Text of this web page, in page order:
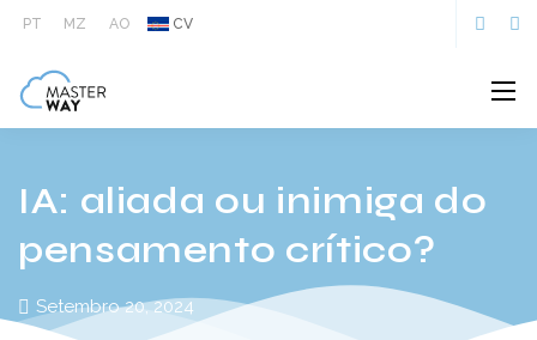
PT MZ AO CV
IA: aliada ou inimiga do
pensamento crítico?
Setembro 20, 2024